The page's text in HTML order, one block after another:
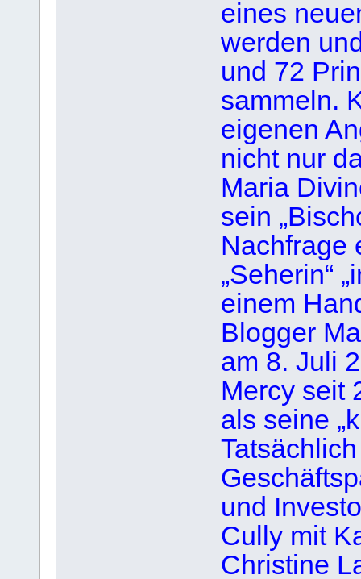
eines
werden
und 72
sammeln.
eigenen
nicht nur
Maria
sein
Nachfrage
„Seherin“
einem
Blogger
am 8. Juli
Mercy seit
als seine
Tatsächlich
und
Cully mit
Christine